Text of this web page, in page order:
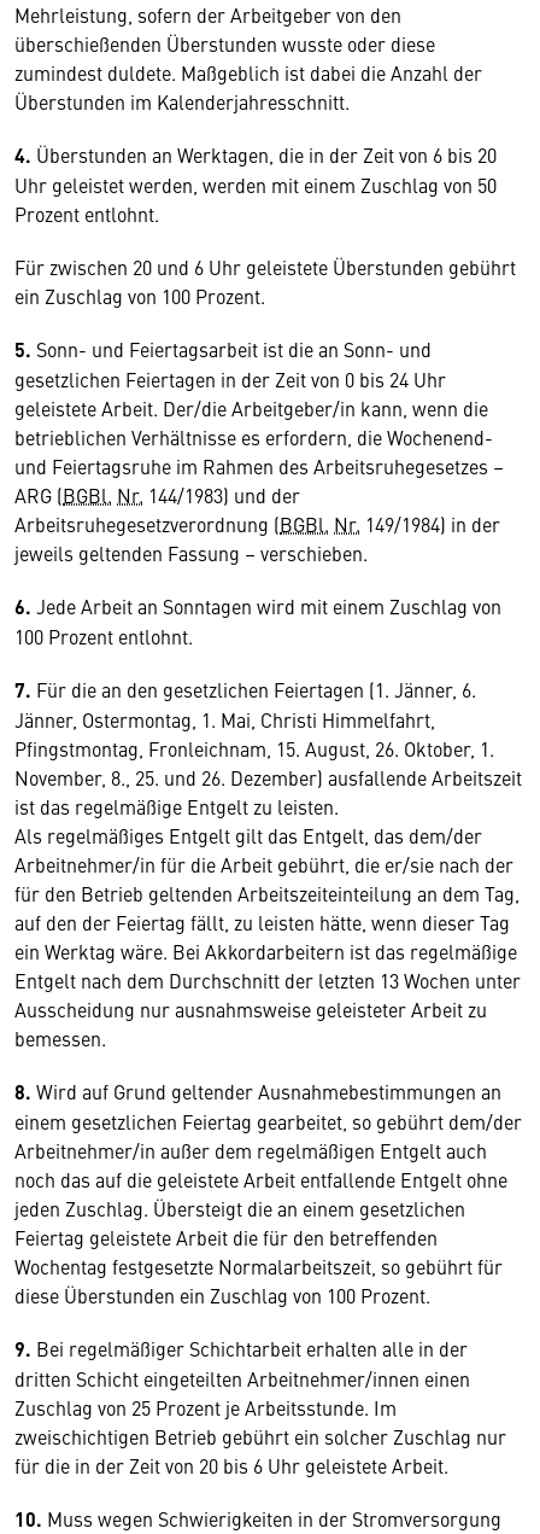
Mehrleistung, sofern der Arbeitgeber von den
überschießenden Überstunden wusste oder diese
zumindest duldete. Maßgeblich ist dabei die Anzahl der
Überstunden im Kalenderjahresschnitt.
4. Überstunden an Werktagen, die in der Zeit von 6 bis 20
Uhr geleistet werden, werden mit einem Zuschlag von 50
Prozent entlohnt.
Für zwischen 20 und 6 Uhr geleistete Überstunden gebührt
ein Zuschlag von 100 Prozent.
5. Sonn- und Feiertagsarbeit ist die an Sonn- und
gesetzlichen Feiertagen in der Zeit von 0 bis 24 Uhr
geleistete Arbeit. Der/die Arbeitgeber/in kann, wenn die
betrieblichen Verhältnisse es erfordern, die Wochenend-
und Feiertagsruhe im Rahmen des Arbeitsruhegesetzes –
ARG (BGBl. Nr. 144/1983) und der
Arbeitsruhegesetzverordnung (BGBl. Nr. 149/1984) in der
jeweils geltenden Fassung – verschieben.
6. Jede Arbeit an Sonntagen wird mit einem Zuschlag von
100 Prozent entlohnt.
7. Für die an den gesetzlichen Feiertagen (1. Jänner, 6.
Jänner, Ostermontag, 1. Mai, Christi Himmelfahrt,
Pfingstmontag, Fronleichnam, 15. August, 26. Oktober, 1.
November, 8., 25. und 26. Dezember) ausfallende Arbeitszeit
ist das regelmäßige Entgelt zu leisten.
Als regelmäßiges Entgelt gilt das Entgelt, das dem/der
Arbeitnehmer/in für die Arbeit gebührt, die er/sie nach der
für den Betrieb geltenden Arbeitszeiteinteilung an dem Tag,
auf den der Feiertag fällt, zu leisten hätte, wenn dieser Tag
ein Werktag wäre. Bei Akkordarbeitern ist das regelmäßige
Entgelt nach dem Durchschnitt der letzten 13 Wochen unter
Ausscheidung nur ausnahmsweise geleisteter Arbeit zu
bemessen.
8. Wird auf Grund geltender Ausnahmebestimmungen an
einem gesetzlichen Feiertag gearbeitet, so gebührt dem/der
Arbeitnehmer/in außer dem regelmäßigen Entgelt auch
noch das auf die geleistete Arbeit entfallende Entgelt ohne
jeden Zuschlag. Übersteigt die an einem gesetzlichen
Feiertag geleistete Arbeit die für den betreffenden
Wochentag festgesetzte Normalarbeitszeit, so gebührt für
diese Überstunden ein Zuschlag von 100 Prozent.
9. Bei regelmäßiger Schichtarbeit erhalten alle in der
dritten Schicht eingeteilten Arbeitnehmer/innen einen
Zuschlag von 25 Prozent je Arbeitsstunde. Im
zweischichtigen Betrieb gebührt ein solcher Zuschlag nur
für die in der Zeit von 20 bis 6 Uhr geleistete Arbeit.
10. Muss wegen Schwierigkeiten in der Stromversorgung